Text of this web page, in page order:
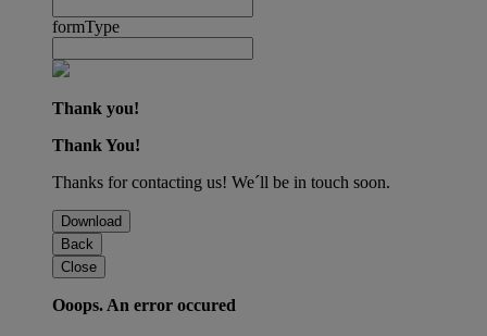
formType
Thank you!
Thank You!
Thanks for contacting us! We´ll be in touch soon.
Download
Back
Close
Ooops. An error occured